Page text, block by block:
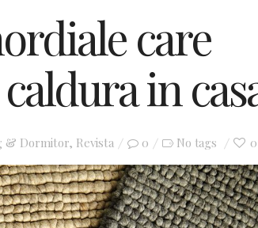
care
in
& Dormitor, Revista 0 No tags 0